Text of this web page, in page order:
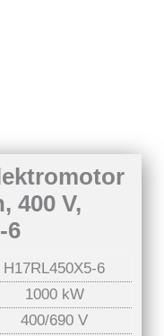
400 V,
6
H17RL450X5-6
1000 kW
400/690 V